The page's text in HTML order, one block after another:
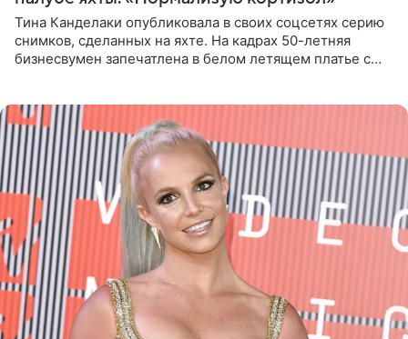
Тина Канделаки опубликовала в своих соцсетях серию
снимков, сделанных на яхте. На кадрах 50-летняя
бизнесвумен запечатлена в белом летящем платье с